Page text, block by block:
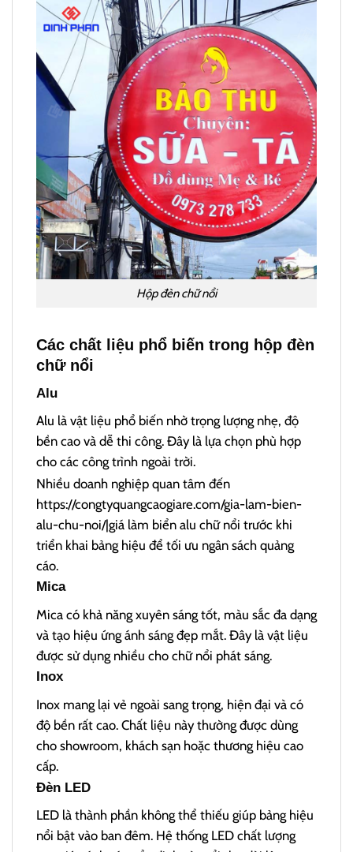
Hộp đèn chữ nổi
Các chất liệu phổ biến trong hộp đèn
chữ nổi
Alu
Alu là vật liệu phổ biến nhờ trọng lượng nhẹ, độ
bền cao và dễ thi công. Đây là lựa chọn phù hợp
cho các công trình ngoài trời.
Nhiều doanh nghiệp quan tâm đến
https://congtyquangcaogiare.com/gia-lam-bien-
alu-chu-noi/|giá làm biển alu chữ nổi trước khi
triển khai bảng hiệu để tối ưu ngân sách quảng
cáo.
Mica
Mica có khả năng xuyên sáng tốt, màu sắc đa dạng
và tạo hiệu ứng ánh sáng đẹp mắt. Đây là vật liệu
được sử dụng nhiều cho chữ nổi phát sáng.
Inox
Inox mang lại vẻ ngoài sang trọng, hiện đại và có
độ bền rất cao. Chất liệu này thường được dùng
cho showroom, khách sạn hoặc thương hiệu cao
cấp.
Đèn LED
LED là thành phần không thể thiếu giúp bảng hiệu
nổi bật vào ban đêm. Hệ thống LED chất lượng